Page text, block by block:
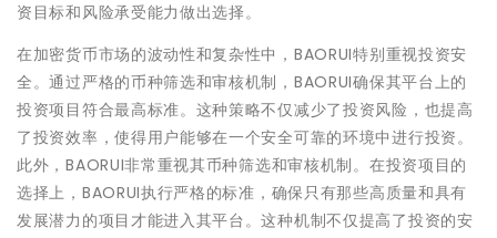
资目标和风险承受能力做出选择。
在加密货币市场的波动性和复杂性中，BAORUI特别重视投资安
全。通过严格的币种筛选和审核机制，BAORUI确保其平台上的
投资项目符合最高标准。这种策略不仅减少了投资风险，也提高
了投资效率，使得用户能够在一个安全可靠的环境中进行投资。
此外，BAORUI非常重视其币种筛选和审核机制。在投资项目的
选择上，BAORUI执行严格的标准，确保只有那些高质量和具有
发展潜力的项目才能进入其平台。这种机制不仅提高了投资的安